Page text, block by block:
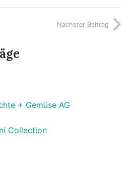
Nächster Beitrag
+ Gemüse AG
Collection